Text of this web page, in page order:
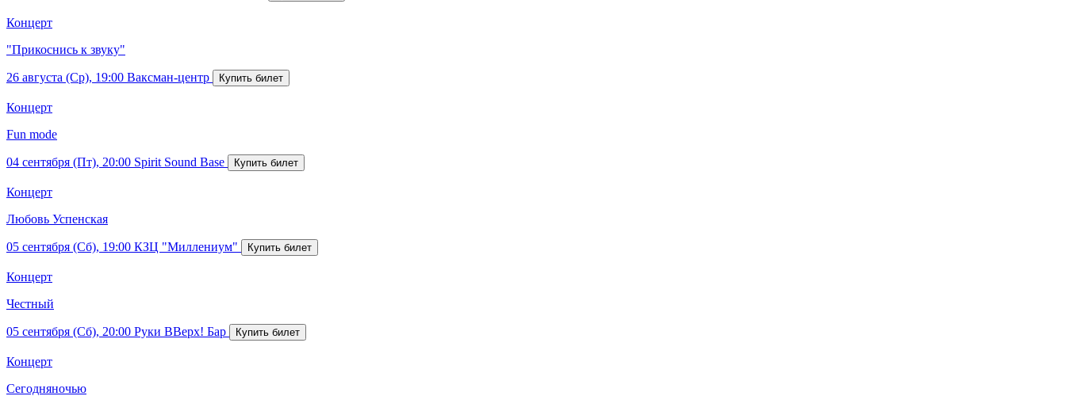
Концерт
"Прикоснись к звуку"
26 августа (Ср), 19:00 Ваксман-центр
Концерт
Fun mode
04 сентября (Пт), 20:00 Spirit Sound Base
Концерт
Любовь Успенская
05 сентября (Сб), 19:00 КЗЦ "Миллениум"
Концерт
Честный
05 сентября (Сб), 20:00 Руки ВВерх! Бар
Концерт
Сегодняночью